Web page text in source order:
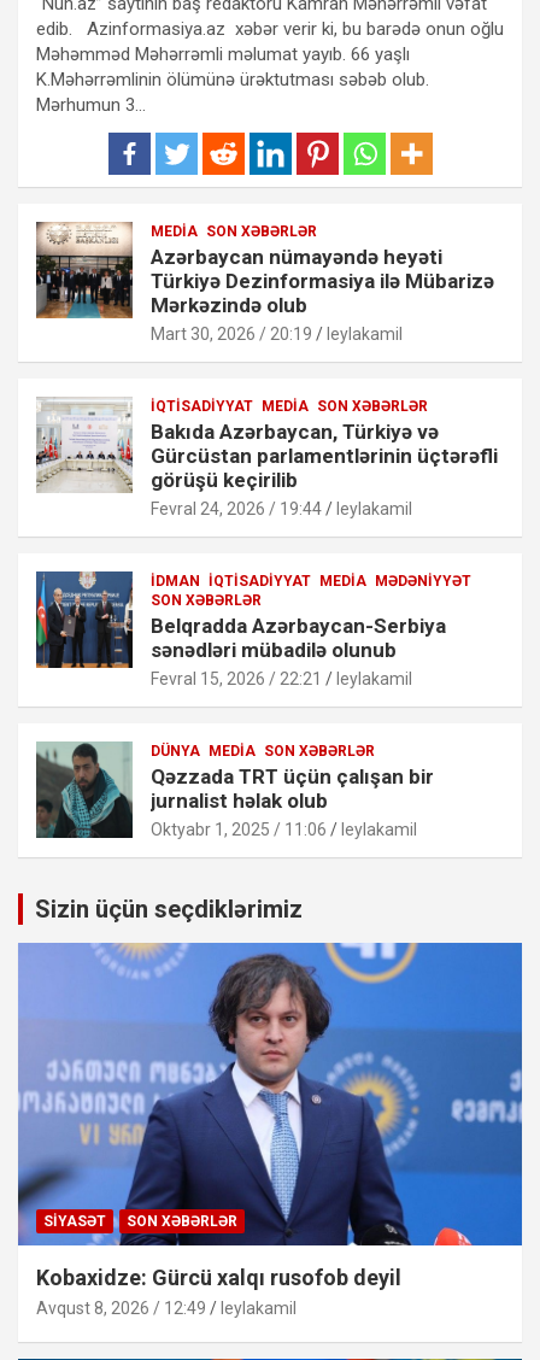
edib. Azinformasiya.az xəbər verir ki, bu barədə onun oğlu
Məhəmməd Məhərrəmli məlumat yayıb. 66 yaşlı
K.Məhərrəmlinin ölümünə ürəktutması səbəb olub.
Mərhumun 3…
MEDIA SON XƏBƏRLƏR
Azərbaycan nümayəndə heyəti
Türkiyə Dezinformasiya ilə Mübarizə
Mərkəzində olub
Mart 30, 2026 / 20:19 leylakamil
İQTISADIYYAT MEDIA SON XƏBƏRLƏR
Bakıda Azərbaycan, Türkiyə və
Gürcüstan parlamentlərinin üçtərəfli
görüşü keçirilib
Fevral 24, 2026 / 19:44 leylakamil
İDMAN İQTISADIYYAT MEDIA MƏDƏNIYYƏT
SON XƏBƏRLƏR
Belqradda Azərbaycan-Serbiya
sənədləri mübadilə olunub
Fevral 15, 2026 / 22:21 leylakamil
DÜNYA MEDIA SON XƏBƏRLƏR
Qəzzada TRT üçün çalışan bir
jurnalist həlak olub
Oktyabr 1, 2025 / 11:06 leylakamil
Sizin üçün seçdiklərimiz
SIYASƏT SON XƏBƏRLƏR
Kobaxidze: Gürcü xalqı rusofob deyil
Avqust 8, 2026 / 12:49 leylakamil